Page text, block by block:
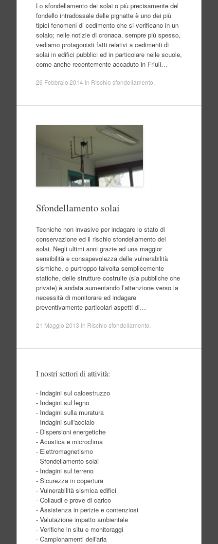
Lo sfondellamento dei solai o più precisamente del
fondello intradossale delle pignatte è uno dei più
tipici fenomeni di cedimento che si verificano in un
solaio; nelle notizie di cronaca, sempre più spesso,
vediamo protagonisti fatti relativi a cedimenti di
solai in edifici pubblici ed in particolare nelle scuole,
come anche recentemente accaduto in Friuli…
26 Febbraio 2014 in Rischio sfondellamento
Sfondellamento solai
Tecniche non invasive per indagare lo stato di
conservazione ed il rischio sfondellamento dei
solai. Negli ultimi anni grazie ad una maggior
sensibilità e consapevolezza delle vulnerabilità
sismiche, e purtroppo talvolta semplicemente
statiche, delle strutture costruite (sia pubbliche che
private) è andata aumentando l’attenzione verso la
necessità di monitorare ed indagare
preventivamente particolari aspetti di…
21 Maggio 2013 in Rischio sfondellamento
I nostri settori di attività:
- Indagini sul calcestruzzo
- Indagini sul legno
- Indagini sulla muratura
- Indagini sull'acciaio
- Dispersioni energetiche
- Acustica e microclima
- Elettromagnetismo
- Sfondellamento solai
- Indagini sul terreno
- Sicurezza in copertura
- Vulnerabilità sismica edifici
- Collaudi e prove di carico
- Assistenza in perizie e contenziosi
- Valutazione impatto ambientale
- Verifiche in situ e monitoraggi
- Campionamenti dell'aria